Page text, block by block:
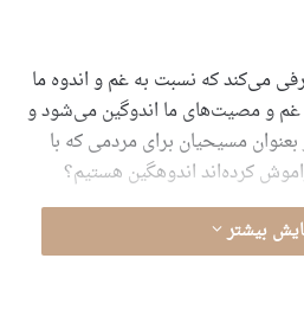
می‌کند که نسبت به غم و اندوه ما
و مصیت‌های ما اندوگین می‌شود و
مسیحیان برای مردمی که با
کرده‌اند اندوهگین هستیم؟
بیشتر